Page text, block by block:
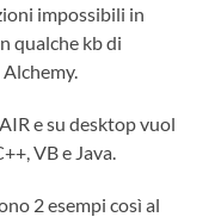
impossibili in
qualche kb di
e su desktop vuol
VB e Java.
2 esempi così al